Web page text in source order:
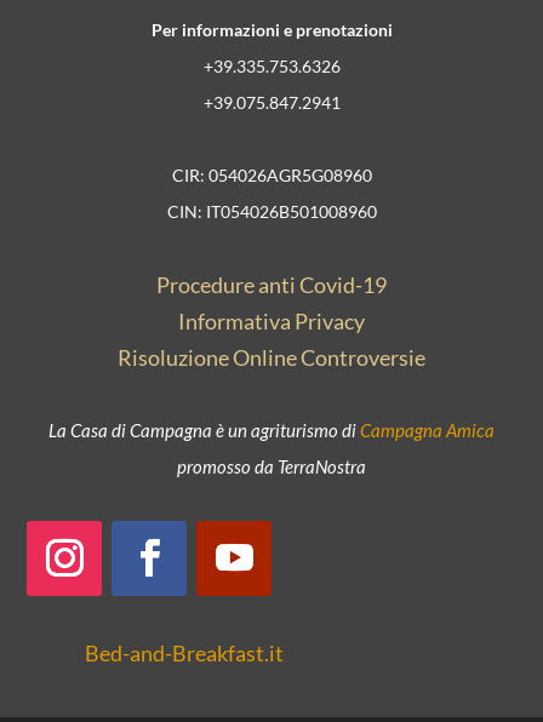
Per informazioni e prenotazioni
+39.335.753.6326
+39.075.847.2941
CIR: 054026AGR5G08960
CIN: IT054026B501008960
Procedure anti Covid-19
Informativa Privacy
Risoluzione Online Controversie
La Casa di Campagna è un agriturismo diCampagna Amica
promosso da TerraNostra
Bed-and-Breakfast.it